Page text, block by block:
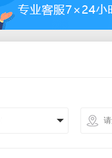
搬家到 海口市